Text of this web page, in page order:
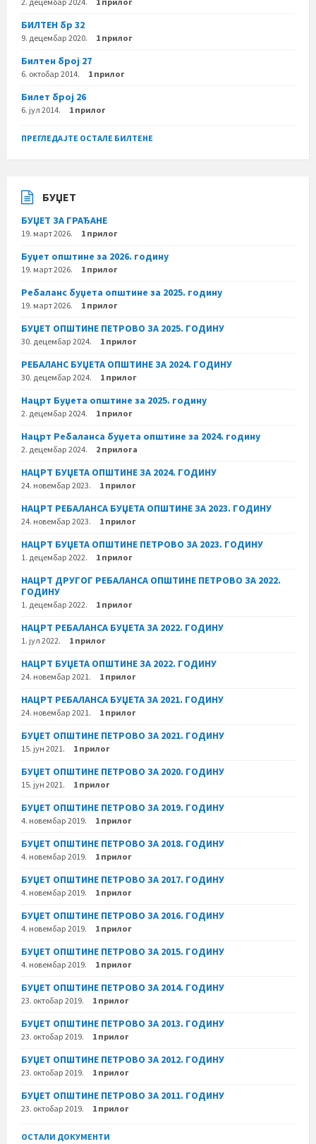
БИЛТЕН бр 32
9. децембар 2020. 1 прилог
Билтен број 27
6. октобар 2014. 1 прилог
Билет број 26
6. јул 2014. 1 прилог
ПРЕГЛЕДАЈТЕ ОСТАЛЕ БИЛТЕНЕ
БУЏЕТ
БУЏЕТ ЗА ГРАЂАНЕ
19. март 2026. 1 прилог
Буџет општине за 2026. годину
19. март 2026. 1 прилог
Ребаланс буџета општине за 2025. годину
19. март 2026. 1 прилог
БУЏЕТ ОПШТИНЕ ПЕТРОВО ЗА 2025. ГОДИНУ
30. децембар 2024. 1 прилог
РЕБАЛАНС БУЏЕТА ОПШТИНЕ ЗА 2024. ГОДИНУ
30. децембар 2024. 1 прилог
Нацрт Буџета општине за 2025. годину
2. децембар 2024. 1 прилог
Нацрт Ребаланса буџета општине за 2024. годину
2. децембар 2024. 2 прилога
НАЦРТ БУЏЕТА ОПШТИНЕ ЗА 2024. ГОДИНУ
24. новембар 2023. 1 прилог
НАЦРТ РЕБАЛАНСА БУЏЕТА ОПШТИНЕ ЗА 2023. ГОДИНУ
24. новембар 2023. 1 прилог
НАЦРТ БУЏЕТА ОПШТИНЕ ПЕТРОВО ЗА 2023. ГОДИНУ
1. децембар 2022. 1 прилог
НАЦРТ ДРУГОГ РЕБАЛАНСА ОПШТИНЕ ПЕТРОВО ЗА 2022.
ГОДИНУ
1. децембар 2022. 1 прилог
НАЦРТ РЕБАЛАНСА БУЏЕТА ЗА 2022. ГОДИНУ
1. јул 2022. 1 прилог
НАЦРТ БУЏЕТА ОПШТИНЕ ЗА 2022. ГОДИНУ
24. новембар 2021. 1 прилог
НАЦРТ РЕБАЛАНСА БУЏЕТА ЗА 2021. ГОДИНУ
24. новембар 2021. 1 прилог
БУЏЕТ ОПШТИНЕ ПЕТРОВО ЗА 2021. ГОДИНУ
15. јун 2021. 1 прилог
БУЏЕТ ОПШТИНЕ ПЕТРОВО ЗА 2020. ГОДИНУ
15. јун 2021. 1 прилог
БУЏЕТ ОПШТИНЕ ПЕТРОВО ЗА 2019. ГОДИНУ
4. новембар 2019. 1 прилог
БУЏЕТ ОПШТИНЕ ПЕТРОВО ЗА 2018. ГОДИНУ
4. новембар 2019. 1 прилог
БУЏЕТ ОПШТИНЕ ПЕТРОВО ЗА 2017. ГОДИНУ
4. новембар 2019. 1 прилог
БУЏЕТ ОПШТИНЕ ПЕТРОВО ЗА 2016. ГОДИНУ
4. новембар 2019. 1 прилог
БУЏЕТ ОПШТИНЕ ПЕТРОВО ЗА 2015. ГОДИНУ
4. новембар 2019. 1 прилог
БУЏЕТ ОПШТИНЕ ПЕТРОВО ЗА 2014. ГОДИНУ
23. октобар 2019. 1 прилог
БУЏЕТ ОПШТИНЕ ПЕТРОВО ЗА 2013. ГОДИНУ
23. октобар 2019. 1 прилог
БУЏЕТ ОПШТИНЕ ПЕТРОВО ЗА 2012. ГОДИНУ
23. октобар 2019. 1 прилог
БУЏЕТ ОПШТИНЕ ПЕТРОВО ЗА 2011. ГОДИНУ
23. октобар 2019. 1 прилог
ОСТАЛИ ДОКУМЕНТИ